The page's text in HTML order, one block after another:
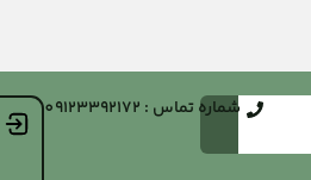
شماره تماس : 09123392172